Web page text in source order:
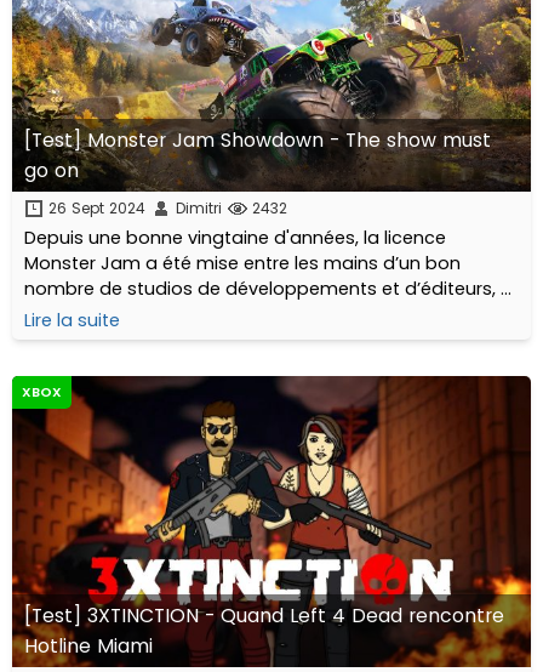
[Test] Monster Jam Showdown - The show must
go on
26 Sept 2024 Dimitri 2432
Depuis une bonne vingtaine d'années, la licence
Monster Jam a été mise entre les mains d’un bon
nombre de studios de développements et d’éditeurs, et
a existé sur de nombreuses plateformes différentes,
avec un succès souvent très mitigé...
Lire la suite
XBOX
[Test] 3XTINCTION - Quand Left 4 Dead rencontre
Hotline Miami